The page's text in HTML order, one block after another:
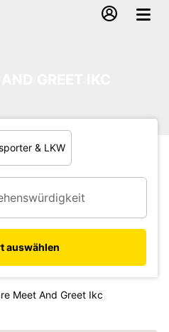
& LKW
auswählen
Meet And Greet Ikc